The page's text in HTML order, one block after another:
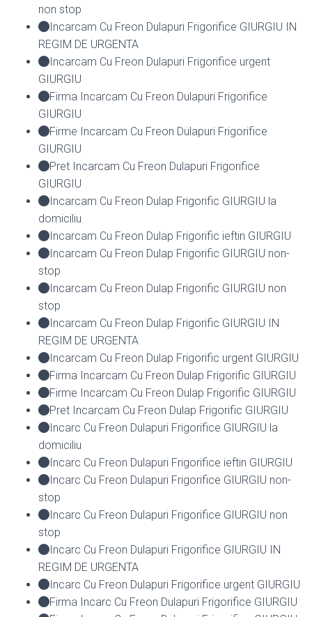
non stop
Incarcam Cu Freon Dulapuri Frigorifice GIURGIU IN
REGIM DE URGENTA
Incarcam Cu Freon Dulapuri Frigorifice urgent
GIURGIU
Firma Incarcam Cu Freon Dulapuri Frigorifice
GIURGIU
Firme Incarcam Cu Freon Dulapuri Frigorifice
GIURGIU
Pret Incarcam Cu Freon Dulapuri Frigorifice
GIURGIU
Incarcam Cu Freon Dulap Frigorific GIURGIU la
domiciliu
Incarcam Cu Freon Dulap Frigorific ieftin GIURGIU
Incarcam Cu Freon Dulap Frigorific GIURGIU non-
stop
Incarcam Cu Freon Dulap Frigorific GIURGIU non
stop
Incarcam Cu Freon Dulap Frigorific GIURGIU IN
REGIM DE URGENTA
Incarcam Cu Freon Dulap Frigorific urgent GIURGIU
Firma Incarcam Cu Freon Dulap Frigorific GIURGIU
Firme Incarcam Cu Freon Dulap Frigorific GIURGIU
Pret Incarcam Cu Freon Dulap Frigorific GIURGIU
Incarc Cu Freon Dulapuri Frigorifice GIURGIU la
domiciliu
Incarc Cu Freon Dulapuri Frigorifice ieftin GIURGIU
Incarc Cu Freon Dulapuri Frigorifice GIURGIU non-
stop
Incarc Cu Freon Dulapuri Frigorifice GIURGIU non
stop
Incarc Cu Freon Dulapuri Frigorifice GIURGIU IN
REGIM DE URGENTA
Incarc Cu Freon Dulapuri Frigorifice urgent GIURGIU
Firma Incarc Cu Freon Dulapuri Frigorifice GIURGIU